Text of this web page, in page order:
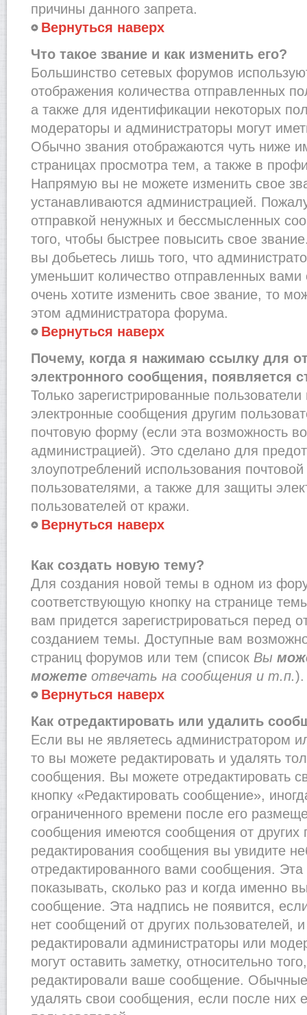
причины данного запрета.
Вернуться наверх
Что такое звание и как изменить его?
Большинство сетевых форумов
отображения количества отправленных
а также для идентификации некоторых
модераторы и администраторы могут
Обычно звания отображаются чуть ниже
страницах просмотра тем, а также в
Напрямую вы не можете изменить свое
устанавливаются администрацией.
отправкой ненужных и бессмысленных
того, чтобы быстрее повысить свое
вы добьетесь лишь того, что
уменьшит количество отправленных
очень хотите изменить свое звание, то
этом администратора форума.
Вернуться наверх
Почему, когда я нажимаю ссылку для
электронного сообщения, появляется
Только зарегистрированные пользователи
электронные сообщения другим
почтовую форму (если эта возможность
администрацией). Это сделано для
злоупотреблений использования
пользователями, а также для защиты
пользователей от кражи.
Вернуться наверх
Как создать новую тему?
Для создания новой темы в одном из
соответствующую кнопку на странице
вам придется зарегистрироваться перед
созданием темы. Доступные вам
страниц форумов или тем (список Вы
можете отвечать на сообщения и т.п.).
Вернуться наверх
Как отредактировать или удалить
Если вы не являетесь администратором
то вы можете редактировать и удалять
сообщения. Вы можете отредактировать
кнопку «Редактировать сообщение»,
ограниченного времени после его
сообщения имеются сообщения от других
редактирования сообщения вы увидите
отредактированного вами сообщения. Эта
показывать, сколько раз и когда именно
сообщение. Эта надпись не появится,
нет сообщений от других пользователей,
редактировали администраторы или
могут оставить заметку, относительно
редактировали ваше сообщение. Обычные
удалять свои сообщения, если после них